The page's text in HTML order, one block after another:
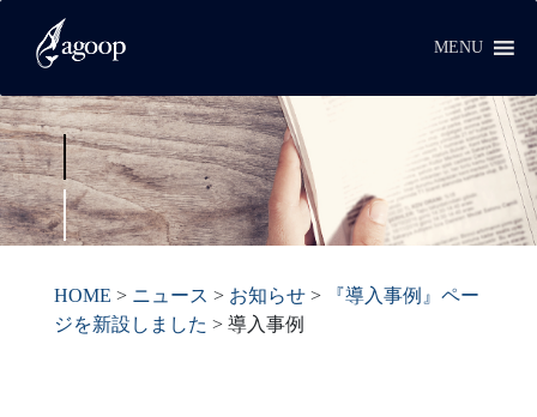
MENU
HOME > ニュース > お知らせ>
『導入事例』ペー
ジを新設しました > 導入事例